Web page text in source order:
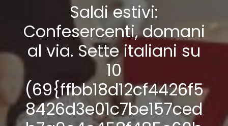
Saldi estivi:
Confesercenti, domani
al via. Sette italiani su
10
(69{ffbb18d12cf4426f5
8426d3e01c7be157ced